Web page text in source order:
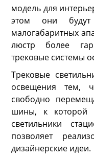
модель для
этом они будут
малогабаритных
люстр более
трековые системы
Трековые
освещения тем,
свободно
шины, к которой
светильники
позволяет
дизайнерские идеи.